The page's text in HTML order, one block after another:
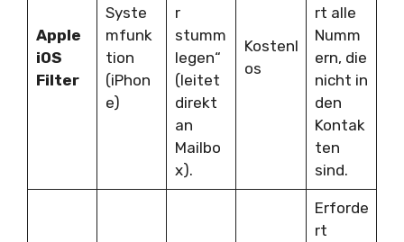
Apple
iOS
Filter
Syste
mfunk
tion
(iPhon
e)
r
stumm
legen“
(leitet
direkt
an
Mailbo
x).
Kostenl
os
rt alle
Numm
ern, die
nicht in
den
Kontak
ten
sind.
Erforde
rt